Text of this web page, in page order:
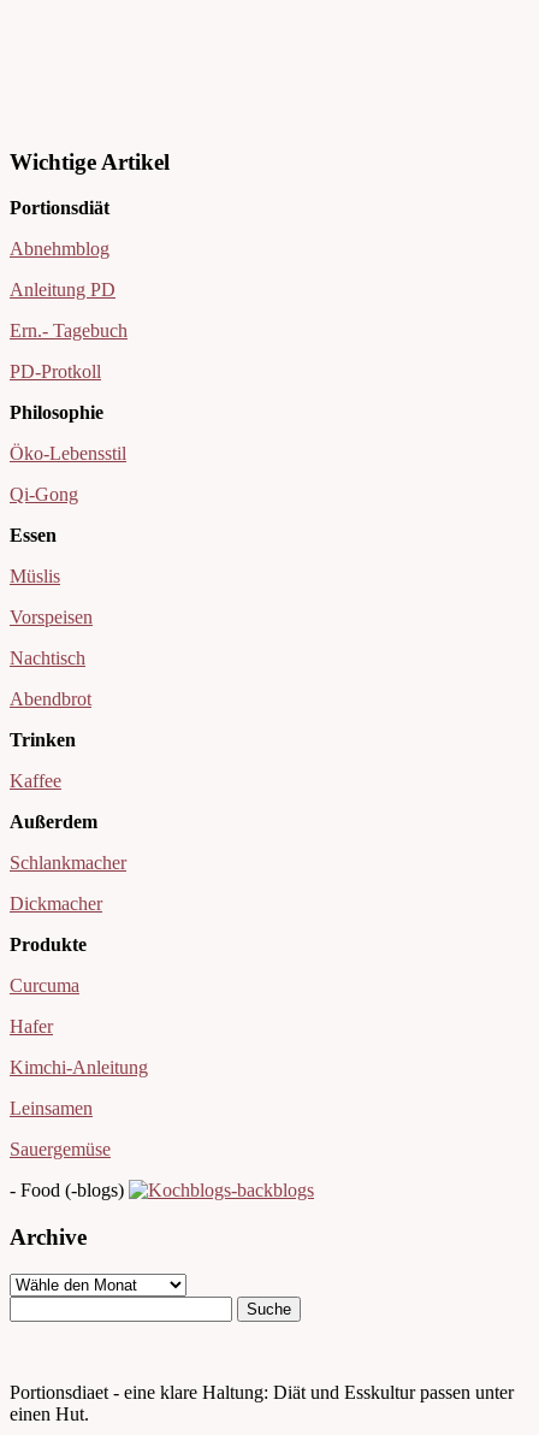
Wichtige Artikel
Portionsdiät
Abnehmblog
Anleitung PD
Ern.- Tagebuch
PD-Protkoll
Philosophie
Öko-Lebensstil
Qi-Gong
Essen
Müslis
Vorspeisen
Nachtisch
Abendbrot
Trinken
Kaffee
Außerdem
Schlankmacher
Dickmacher
Produkte
Curcuma
Hafer
Kimchi-Anleitung
Leinsamen
Sauergemüse
- Food (-blogs)
Archive
Portionsdiaet - eine klare Haltung: Diät und Esskultur passen unter
einen Hut.